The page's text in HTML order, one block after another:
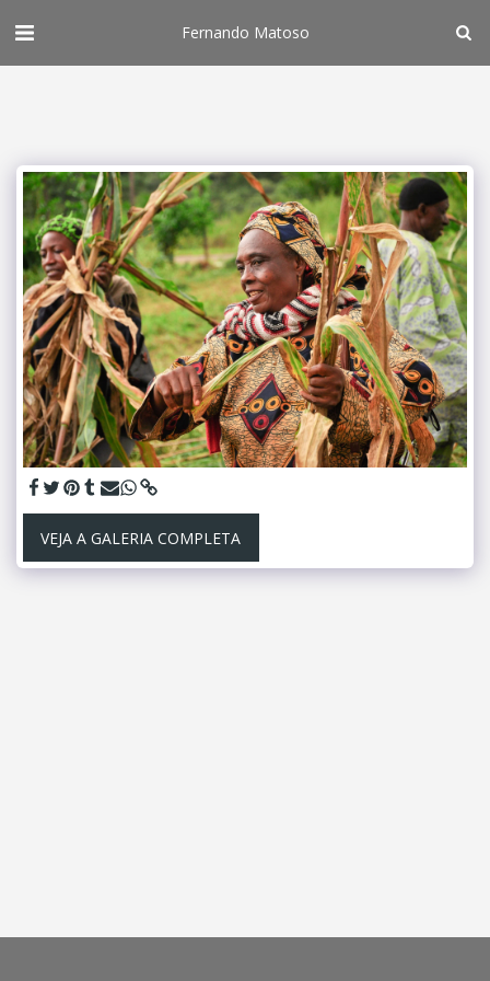
Fernando Matoso
VEJA A GALERIA COMPLETA